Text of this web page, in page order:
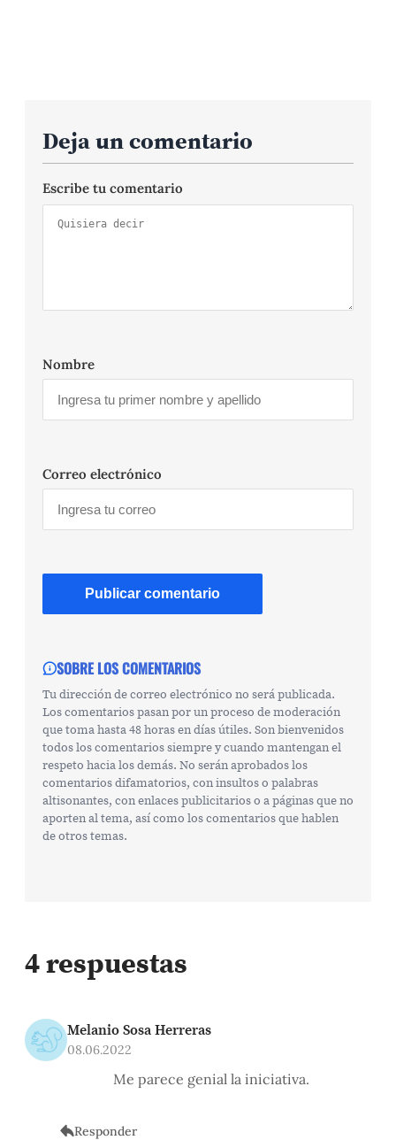
Deja un comentario
Escribe tu comentario
Nombre
Correo electrónico
SOBRE LOS COMENTARIOS
Tu dirección de correo electrónico no será publicada.
Los comentarios pasan por un proceso de moderación
que toma hasta 48 horas en días útiles. Son bienvenidos
todos los comentarios siempre y cuando mantengan el
respeto hacia los demás. No serán aprobados los
comentarios difamatorios, con insultos o palabras
altisonantes, con enlaces publicitarios o a páginas que no
aporten al tema, así como los comentarios que hablen
de otros temas.
4 respuestas
Melanio Sosa Herreras
08.06.2022
Me parece genial la iniciativa.
Responder